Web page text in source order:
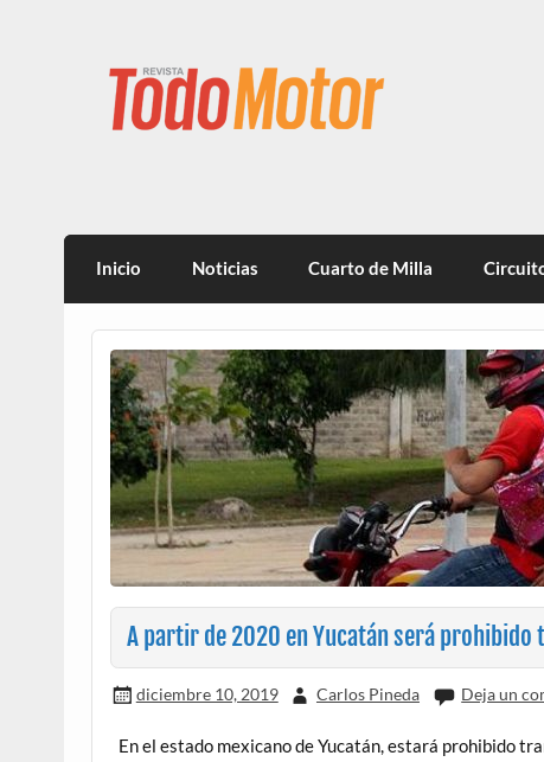
Todo Motor |
Inicio Noticias Cuarto de Milla
A partir de 2020 en Yucatán será
diciembre 10, 2019 Carlos Pineda Deja un
En el estado mexicano de Yucatán, estará prohibido